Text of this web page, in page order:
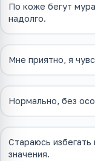
По коже бегут
надолго.
Мне приятно, я
Нормально, без
Стараюсь
значения.